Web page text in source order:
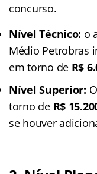
concurso.
Nível Técnico: o
Médio Petrobras
em torno de R$
Nível Superior:
torno de R$
se houver